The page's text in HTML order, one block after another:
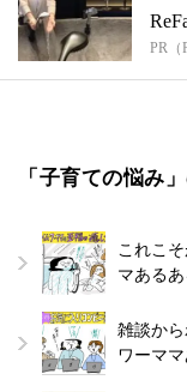
PR（
「子育ての悩み
これこ
マあるあ
雑談か
ワーママ